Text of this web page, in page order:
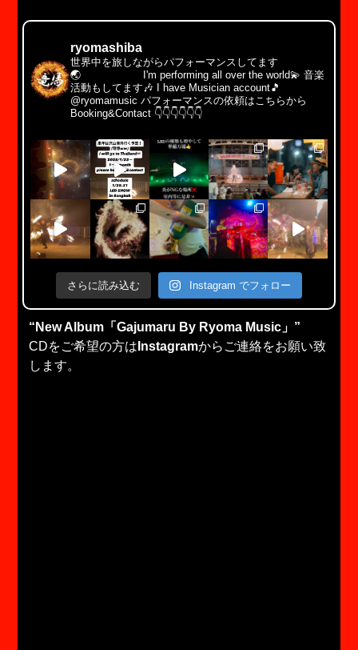
ryomashiba
世界中を旅しながらパフォーマンスしてます
🌏 I'm performing all over the world💫 音楽
活動もしてます🎶 I have Musician account🎵
@ryomamusicパフォーマンスの依頼はこちらから
Booking&Contact 👇👇👇👇👇👇
さらに読み込む Instagram でフォロー
“New Album「Gajumaru By Ryoma Music」”
CDをご希望の方は Instagramからご連絡をお願い致
します。